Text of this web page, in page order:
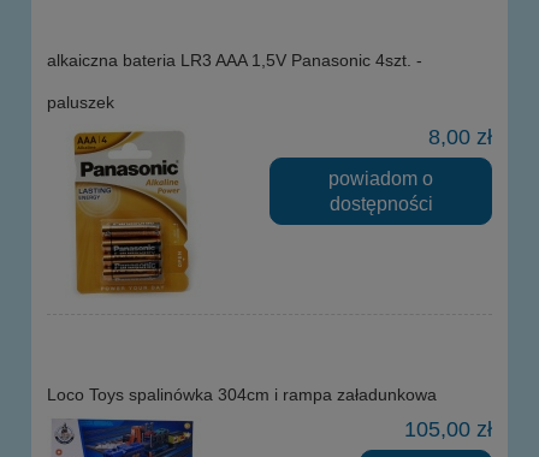
alkaiczna bateria LR3 AAA 1,5V Panasonic 4szt. -
paluszek
8,00 zł
powiadom o
dostępności
Loco Toys spalinówka 304cm i rampa załadunkowa
105,00 zł